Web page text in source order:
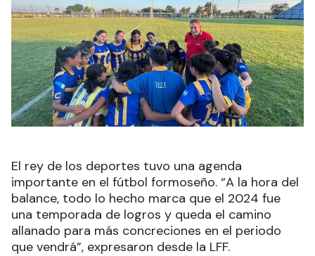
El rey de los deportes tuvo una agenda
importante en el fútbol formoseño. “A la hora del
balance, todo lo hecho marca que el 2024 fue
una temporada de logros y queda el camino
allanado para más concreciones en el periodo
que vendrá”, expresaron desde la LFF.